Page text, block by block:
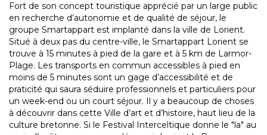
Fort de son concept touristique apprécié par un large public
en recherche d’autonomie et de qualité de séjour, le
groupe Smartappart est implanté dans la ville de Lorient.
Situé à deux pas du centre-ville, le Smartappart Lorient se
trouve à 15 minutes à pied de la gare et à 5 km de Larmor-
Plage. Les transports en commun accessibles à pied en
moins de 5 minutes sont un gage d’accessibilité et de
praticité qui saura séduire professionnels et particuliers pour
un week-end ou un court séjour. Il y a beaucoup de choses
à découvrir dans cette Ville d’art et d’histoire, haut lieu de la
culture bretonne. Si le Festival Interceltique donne le "la" au